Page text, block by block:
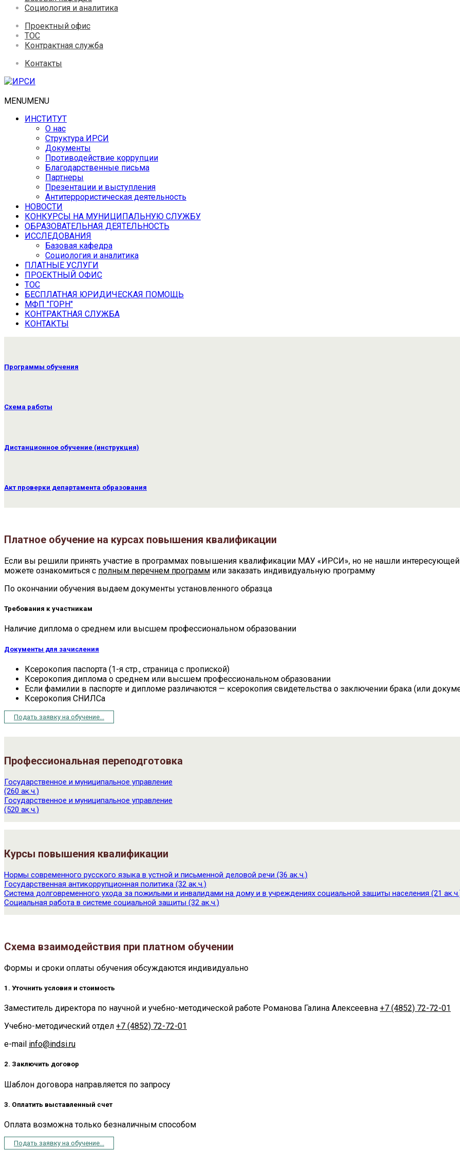
Социология и аналитика
Проектный офис
ТОС
Контрактная служба
Контакты
MENUMENU
ИНСТИТУТ
О нас
Структура ИРСИ
Документы
Противодействие коррупции
Благодарственные письма
Партнеры
Презентации и выступления
Антитеррористическая деятельность
НОВОСТИ
КОНКУРСЫ НА МУНИЦИПАЛЬНУЮ СЛУЖБУ
ОБРАЗОВАТЕЛЬНАЯ ДЕЯТЕЛЬНОСТЬ
ИССЛЕДОВАНИЯ
Базовая кафедра
Социология и аналитика
ПЛАТНЫЕ УСЛУГИ
ПРОЕКТНЫЙ ОФИС
ТОС
БЕСПЛАТНАЯ ЮРИДИЧЕСКАЯ ПОМОЩЬ
МФП "ГОРН"
КОНТРАКТНАЯ СЛУЖБА
КОНТАКТЫ
Программы обучения
Схема работы
Дистанционное обучение (инструкция)
Акт проверки департамента образования
Платное обучение на курсах повышения квалификации
Если вы решили принять участие в программах повышения квалификации МАУ «ИРСИ», но не нашли
можете ознакомиться с полным перечнем программ или заказать индивидуальную программу
По окончании обучения выдаем документы установленного образца
Требования к участникам
Наличие диплома о среднем или высшем профессиональном образовании
Документы для зачисления
Ксерокопия паспорта (1-я стр., страница с пропиской)
Ксерокопия диплома о среднем или высшем профессиональном образовании
Если фамилии в паспорте и дипломе различаются — ксерокопия свидетельства о заключении брака (или
Ксерокопия СНИЛСа
Подать заявку на обучение...
Профессиональная переподготовка
Государственное и муниципальное управление
(260 ак.ч.)
Государственное и муниципальное управление
(520 ак.ч.)
Курсы повышения квалификации
Нормы современного русского языка в устной и письменной деловой речи (36 ак.ч.)
Государственная антикоррупционная политика (32 ак.ч.)
Система долговременного ухода за пожилыми и инвалидами на дому и в учреждениях социальной защиты населения (21
Социальная работа в системе социальной защиты (32 ак.ч.)
Схема взаимодействия при платном обучении
Формы и сроки оплаты обучения обсуждаются индивидуально
1. Уточнить условия и стоимость
Заместитель директора по научной и учебно-методической работе Романова Галина Алексеевна +7 (4852) 72-72-01
Учебно-методический отдел +7 (4852) 72-72-01
e-mail info@indsi.ru
2. Заключить договор
Шаблон договора направляется по запросу
3. Оплатить выставленный счет
Оплата возможна только безналичным способом
Подать заявку на обучение...